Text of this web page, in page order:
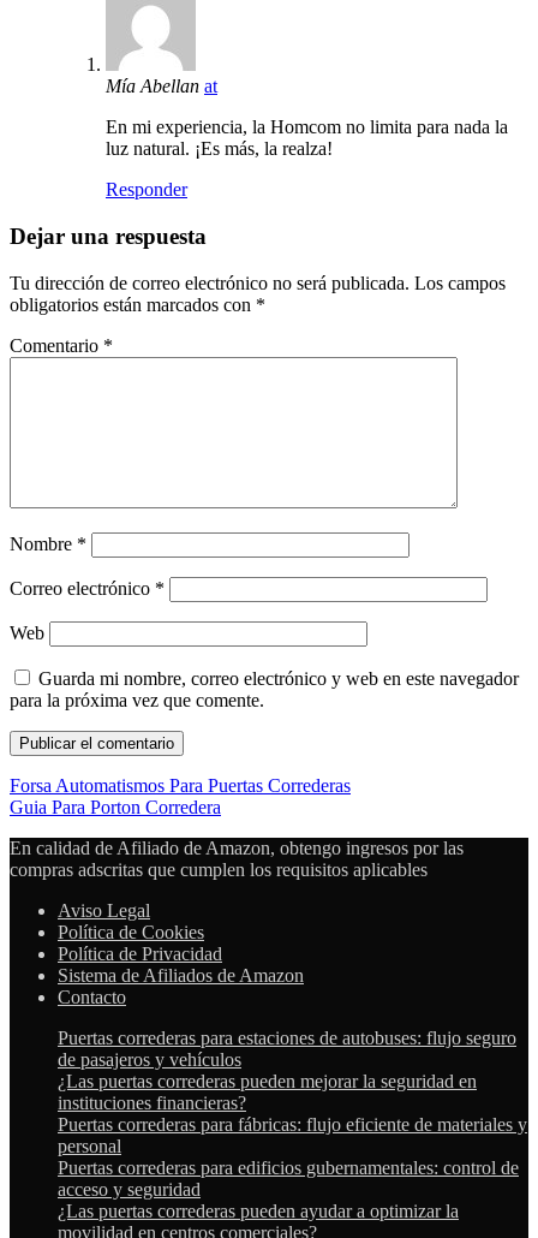
Mía Abellan at
En mi experiencia, la Homcom no limita para nada la
luz natural. ¡Es más, la realza!
Responder
Dejar una respuesta
Tu dirección de correo electrónico no será publicada. Los campos
obligatorios están marcados con *
Comentario *
Nombre *
Correo electrónico *
Web
Guarda mi nombre, correo electrónico y web en este navegador
para la próxima vez que comente.
Forsa Automatismos Para Puertas Correderas
Guia Para Porton Corredera
En calidad de Afiliado de Amazon, obtengo ingresos por las
compras adscritas que cumplen los requisitos aplicables
Aviso Legal
Política de Cookies
Política de Privacidad
Sistema de Afiliados de Amazon
Contacto
Puertas correderas para estaciones de autobuses: flujo seguro
de pasajeros y vehículos
¿Las puertas correderas pueden mejorar la seguridad en
instituciones financieras?
Puertas correderas para fábricas: flujo eficiente de materiales y
personal
Puertas correderas para edificios gubernamentales: control de
acceso y seguridad
¿Las puertas correderas pueden ayudar a optimizar la
movilidad en centros comerciales?